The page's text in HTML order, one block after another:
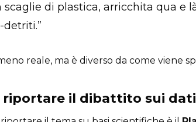
di plastica, arricchita qua e là
reale, ma è diverso da come viene
riportare il dibattito sui